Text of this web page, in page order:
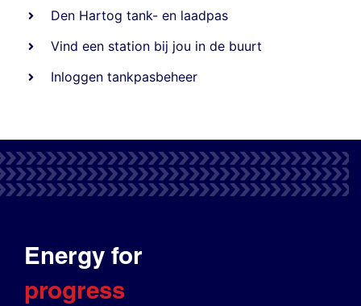
Den Hartog tank- en laadpas
Vind een station bij jou in de buurt
Inloggen tankpasbeheer
Energy for
progress